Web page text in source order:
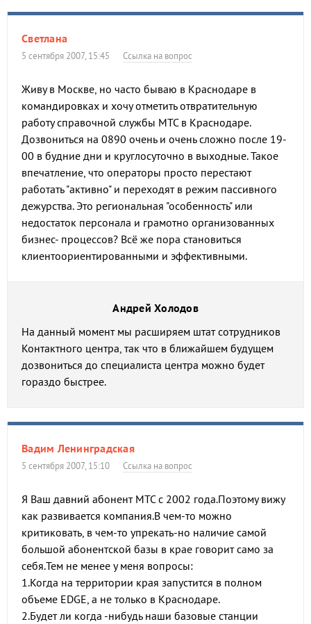
Светлана
5 сентября 2007, 15:45 Ссылка на вопрос
Живу в Москве, но часто бываю в Краснодаре в
командировках и хочу отметить отвратительную
работу справочной службы МТС в Краснодаре.
Дозвониться на 0890 очень и очень сложно после 19-
00 в будние дни и круглосуточно в выходные. Такое
впечатление, что операторы просто перестают
работать "активно" и переходят в режим пассивного
дежурства. Это региональная "особенность" или
недостаток персонала и грамотно организованных
бизнес- процессов? Всё же пора становиться
клиентоориентированными и эффективными.
Андрей Холодов
На данный момент мы расширяем штат сотрудников
Контактного центра, так что в ближайшем будущем
дозвониться до специалиста центра можно будет
гораздо быстрее.
Вадим Ленинградская
5 сентября 2007, 15:10 Ссылка на вопрос
Я Ваш давний абонент МТС с 2002 года.Поэтому вижу
как развивается компания.В чем-то можно
критиковать, в чем-то упрекать-но наличие самой
большой абонентской базы в крае говорит само за
себя.Тем не менее у меня вопросы:
1.Когда на территории края запустится в полном
объеме EDGE, а не только в Краснодаре.
2.Будет ли когда -нибудь наши базовые станции